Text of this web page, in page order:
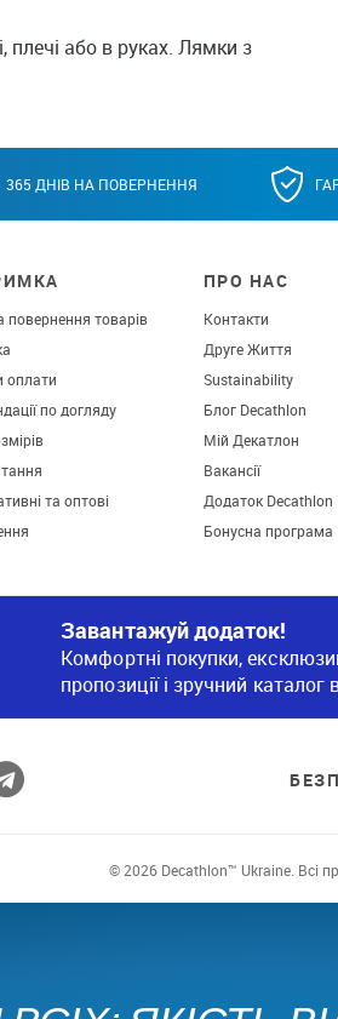
або в руках. Лямки з
365 ДНІВ НА ПОВЕРНЕННЯ
повернення товарів
оплати
по догляду
та оптові
ПРО НАС
Контакти
Друге Життя
Sustainability
Блог Decathlon
Мій Декатлон
Вакансії
Додаток Decathlon
Бонусна програма
Завантажуй додаток!
Комфортні покупки,
пропозиції і зручний
© 2026 Decathlon™ Ukraine. Всі